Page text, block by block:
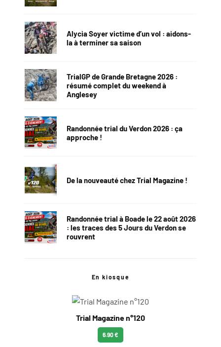
Alycia Soyer victime d’un vol : aidons-
la à terminer sa saison
TrialGP de Grande Bretagne 2026 :
résumé complet du weekend à
Anglesey
Randonnée trial du Verdon 2026 : ça
approche !
De la nouveauté chez Trial Magazine !
Randonnée trial à Boade le 22 août 2026
: les traces des 5 Jours du Verdon se
rouvrent
En kiosque
Trial Magazine n°120
6.90 €